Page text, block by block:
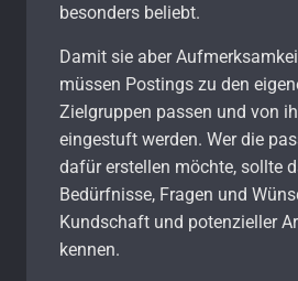
besonders beliebt.
Damit sie aber
müssen Postings zu den
Zielgruppen passen und von
eingestuft werden. Wer die
dafür erstellen möchte, sollte
Bedürfnisse, Fragen und
Kundschaft und potenzieller
kennen.